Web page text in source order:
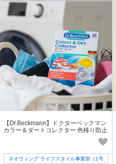
【Dr.Beckmann】ドクターベックマン
カラー＆ダートコレクター 色移り防止
ネオウィング ライフスタイル事業部（1号